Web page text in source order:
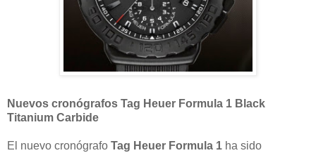
Nuevos cronógrafos Tag Heuer Formula 1 Black
Titanium Carbide
El nuevo cronógrafo Tag Heuer Formula 1 ha sido